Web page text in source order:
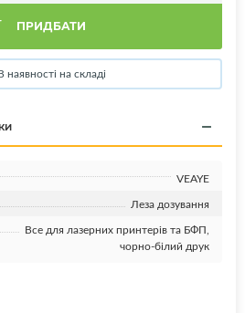
ПРИДБАТИ
наявності на складі
VEAYE
Леза дозування
Все для лазерних принтерів та БФП,
чорно-білий друк